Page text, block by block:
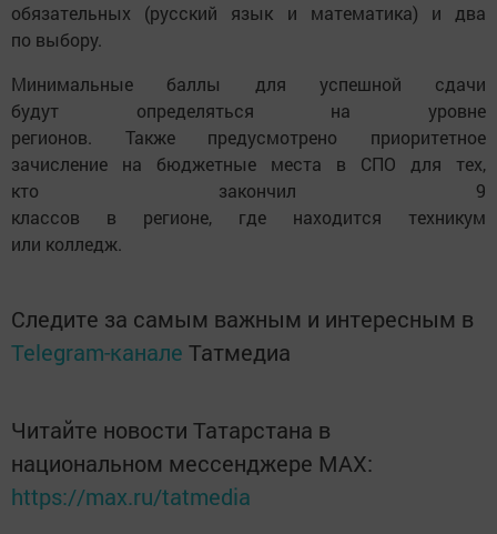
обязательных (русский язык и математика) и два
по выбору.
Минимальные баллы для успешной сдачи
будут определяться на уровне
регионов. Также предусмотрено приоритетное
зачисление на бюджетные места в СПО для тех,
кто закончил 9
классов в регионе, где находится техникум
или колледж.
Следите за самым важным и интересным в
Telegram-канале Татмедиа
Читайте новости Татарстана в
национальном мессенджере MАХ:
https://max.ru/tatmedia